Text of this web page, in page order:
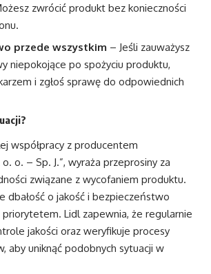
zwrócić produkt bez konieczności
przede wszystkim – Jeśli zauważysz
niepokojące po spożyciu produktu,
i zgłoś sprawę do odpowiednich
współpracy z producentem
o. o. – Sp. J.”, wyraża przeprosiny za
związane z wycofaniem produktu.
dbałość o jakość i bezpieczeństwo
Lidl zapewnia, że regularnie
jakości oraz weryfikuje procesy
aby uniknąć podobnych sytuacji w